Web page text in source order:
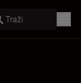
Traži